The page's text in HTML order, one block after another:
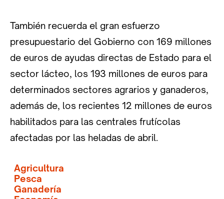
También recuerda el gran esfuerzo
presupuestario del Gobierno con 169 millones
de euros de ayudas directas de Estado para el
sector lácteo, los 193 millones de euros para
determinados sectores agrarios y ganaderos,
además de, los recientes 12 millones de euros
habilitados para las centrales frutícolas
afectadas por las heladas de abril.
Agricultura
Pesca
Ganadería